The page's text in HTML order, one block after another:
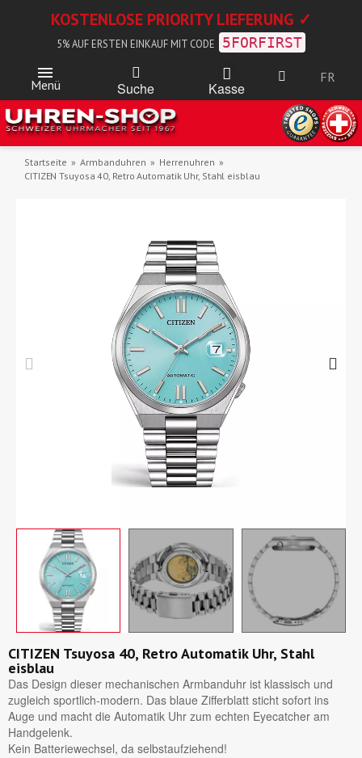
KOSTENLOSE PRIORITY LIEFERUNG ✓
5% AUF ERSTEN EINKAUF MIT CODE 5FORFIRST
Menü Suche Kasse
FR
Startseite Armbanduhren
Herrenuhren
CITIZEN Tsuyosa 40, Retro Automatik Uhr, Stahl eisblau
CITIZEN Tsuyosa 40, Retro Automatik Uhr, Stahl
eisblau
Das Design dieser mechanischen Armbanduhr ist klassisch und
zugleich sportlich-modern. Das blaue Zifferblatt sticht sofort ins
Auge und macht die Automatik Uhr zum echten Eyecatcher am
Handgelenk.
Kein Batteriewechsel, da selbstaufziehend!